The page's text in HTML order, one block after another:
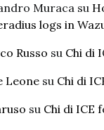
Muraca su
logs in
Russo su Chi di
Leone su Chi di
su Chi di ICE